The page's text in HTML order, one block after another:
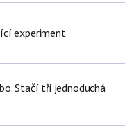
experiment
Stačí tři jednoduchá